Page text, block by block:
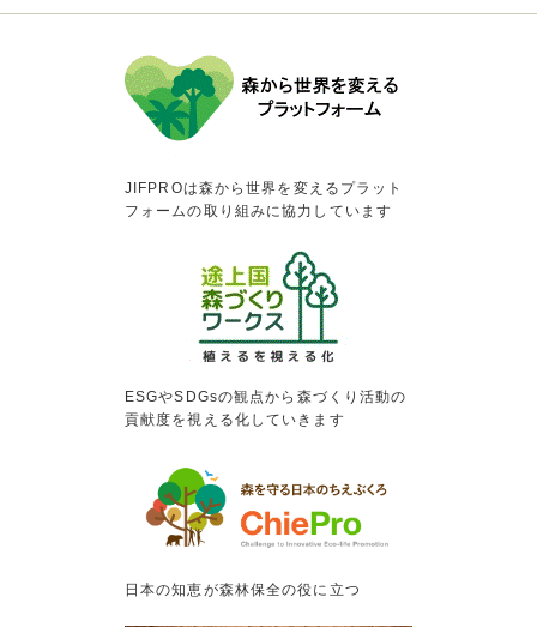
JIFPROは森から世界を変えるプラット
フォームの取り組みに協力しています
ESGやSDGsの観点から森づくり活動の
貢献度を視える化していきます
日本の知恵が森林保全の役に立つ